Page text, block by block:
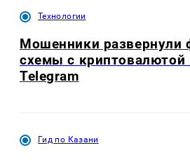
Технологии
Мошенники развернули
схемы с криптовалютой
Telegram
Гид по Казани